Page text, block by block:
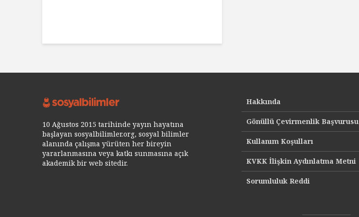
10 Ağustos 2015 tarihinde yayın hayatına
başlayan sosyalbilimler.org, sosyal bilimler
alanında çalışma yürüten her bireyin
yararlanmasına veya katkı sunmasına açık
akademik bir web sitedir.
Hakkında
Gönüllü Çevirmenlik Başvurusu
Kullanım Koşulları
KVKK İlişkin Aydınlatma Metni
Sorumluluk Reddi